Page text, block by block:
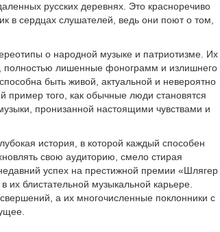
русских деревнях. Это красноречиво
в сердцах слушателей, ведь они поют о том,
о народной музыке и патриотизме. Их
полностью лишенные фонограмм и излишнего
быть живой, актуальной и невероятно
пример того, как обычные люди становятся
пронизанной настоящими чувствами и
история, в которой каждый способен
свою аудиторию, смело стирая
успех на престижной премии «Шлягер
блистательной музыкальной карьере.
а их многочисленные поклонники с